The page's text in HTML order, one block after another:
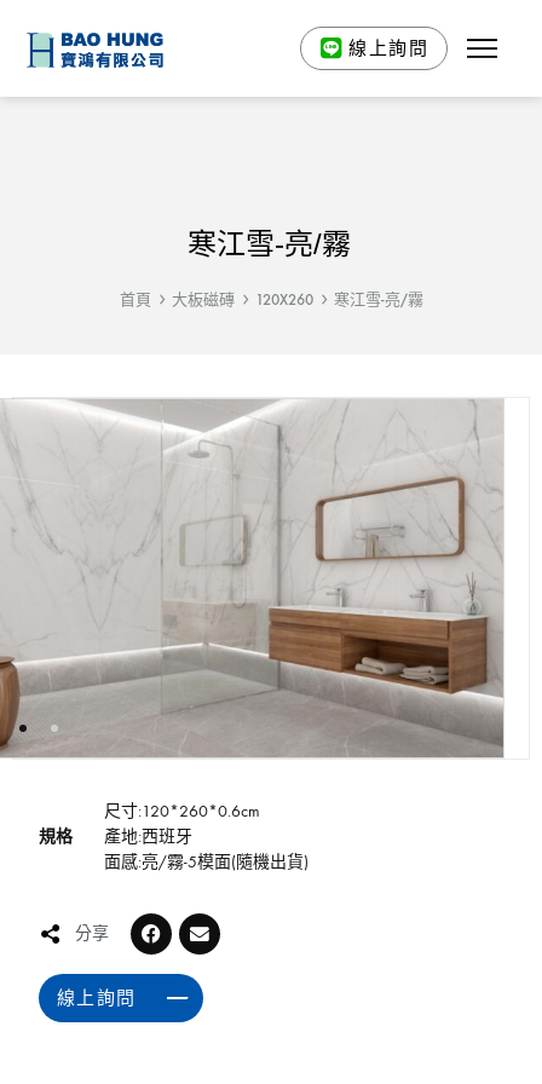
線上詢問
寒江雪-亮/霧
首頁 大板磁磚 120X260 寒江雪-亮/霧
規格
尺寸:120*260*0.6cm
產地:西班牙
面感:亮/霧-5模面(隨機出貨)
分享
線上詢問